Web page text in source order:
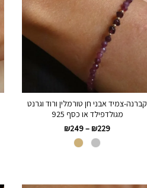
קברנה-צמיד אבני חן טורמלין ורוד וגרנט
מגולדפילד או כסף 925
₪229
–
₪249